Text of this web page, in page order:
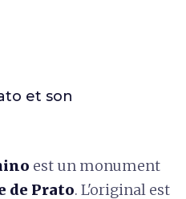
et son
est un monument
de Prato. L'original est